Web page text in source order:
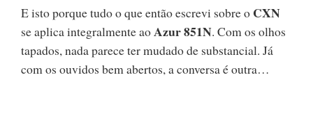
E isto porque tudo o que então escrevi sobre o CXN
se aplica integralmente aoAzur 851N. Com os olhos
tapados, nada parece ter mudado de substancial. Já
com os ouvidos bem abertos, a conversa é outra…